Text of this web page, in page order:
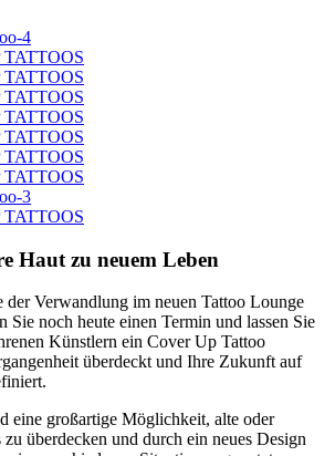
Haut zu neuem Leben
der Verwandlung im neuen Tattoo Lounge
Sie noch heute einen Termin und lassen Sie
Künstlern ein Cover Up Tattoo
überdeckt und Ihre Zukunft auf
eine großartige Möglichkeit, alte oder
überdecken und durch ein neues Design